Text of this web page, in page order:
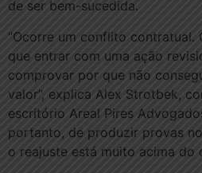
de ser bem-sucedida.
“Ocorre um conflito contratual.
que entrar com uma ação
comprovar por que não
valor”, explica Alex Strotbek,
escritório Areal Pires
portanto, de produzir provas
o reajuste está muito acima do